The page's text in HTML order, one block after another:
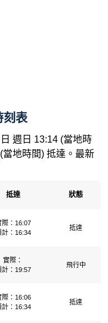
刻表
週日 13:14 (當地時
當地時間) 抵達。最新
抵達 狀態
際：16:07
計：16:34
抵達
實際：
計：19:57
飛行中
際：16:06
計：16:34
抵達